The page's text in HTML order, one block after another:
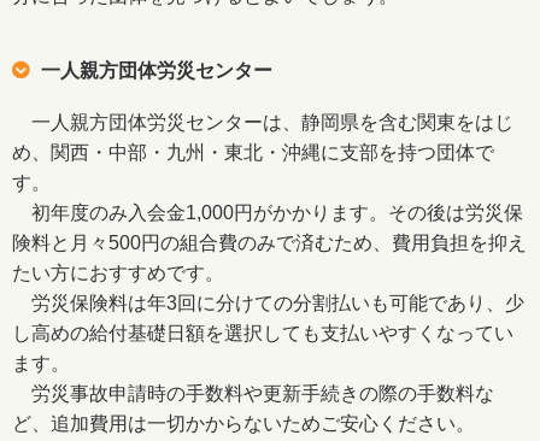
一人親方団体労災センター
一人親方団体労災センターは、静岡県を含む関東をはじ
め、関西・中部・九州・東北・沖縄に支部を持つ団体で
す。
初年度のみ入会金1,000円がかかります。その後は労災保
険料と月々500円の組合費のみで済むため、費用負担を抑え
たい方におすすめです。
労災保険料は年3回に分けての分割払いも可能であり、少
し高めの給付基礎日額を選択しても支払いやすくなってい
ます。
労災事故申請時の手数料や更新手続きの際の手数料な
ど、追加費用は一切かからないためご安心ください。